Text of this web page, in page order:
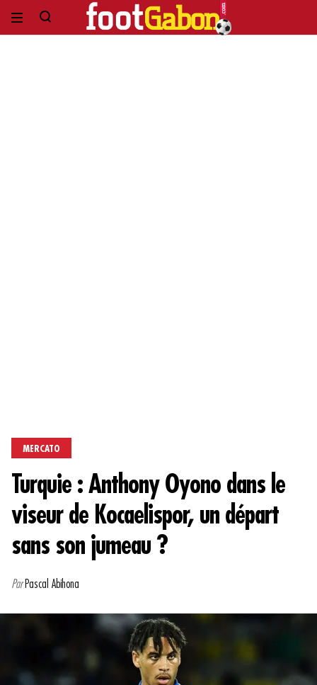
MERCATO
Turquie : Anthony Oyono dans le
viseur de Kocaelispor, un départ
sans son jumeau ?
ParPascal Abihona